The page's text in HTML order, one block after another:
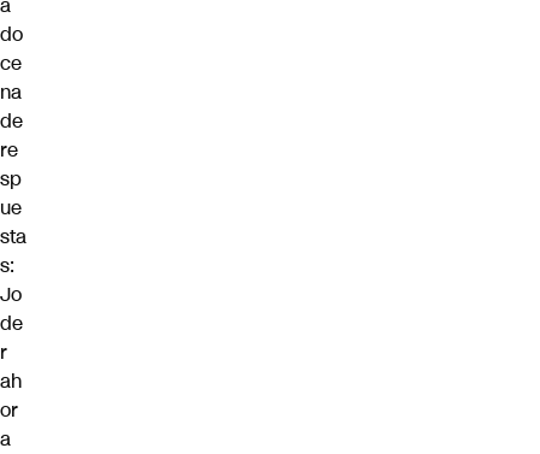
a
do
ce
na
de
re
sp
ue
sta
s:
Jo
de
r
ah
or
a